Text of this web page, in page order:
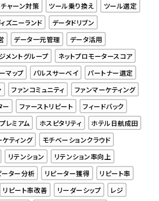
チャーン対策 ツール乗り換え
ツール選定
ズニーランド
データドリブン
データ一元管理
データ活用
メントグループ
ネットプロモータースコア
マップ
パルスサーベイ
パートナー選定
ファンコミュニティ
ファンマーケティング
ー
ファーストリピート
フィードバック
プレミアム ホスピタリティ
ホテル日航成田
ケティング
モチベーションクラウド
リテンション
リテンション率向上
ーター分析 リピーター獲得
リピート率
リピート率改善 リーダーシップ
レジ